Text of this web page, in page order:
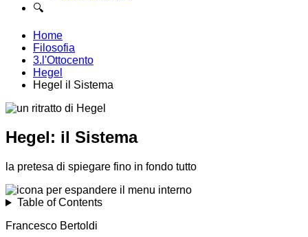
🔍
Home
Filosofia
3.l'Ottocento
Hegel
Hegel il Sistema
Hegel: il Sistema
la pretesa di spiegare fino in fondo tutto
Table of Contents
Francesco Bertoldi